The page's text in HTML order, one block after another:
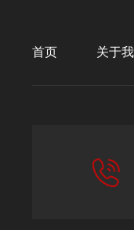
首页 关于